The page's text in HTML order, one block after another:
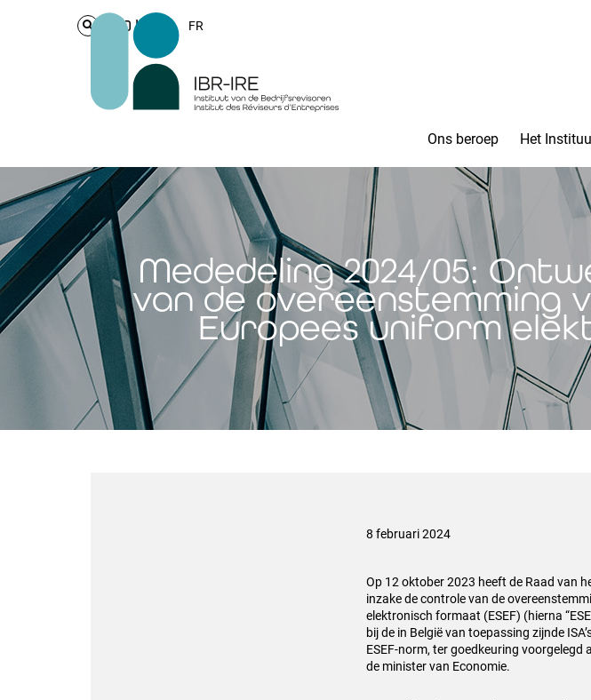
Login FR
Ons beroep Het
Mededeling 2024/05:
van de
Europees uniform
8 februari 2024
Op 12 oktober 2023 heeft de Raad van
inzake de controle van de
elektronisch formaat (ESEF) (hierna
bij de in België van toepassing zijnde
ESEF-norm, ter goedkeuring voorgelegd
de minister van Economie.